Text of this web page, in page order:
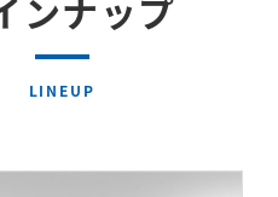
ンナップ
LINEUP